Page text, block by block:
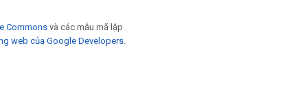
Commons và các mẫu mã lập
web của Google Developers.